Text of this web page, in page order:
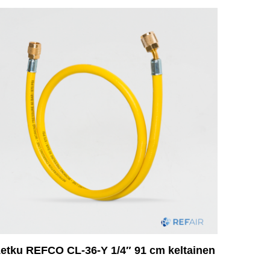
REFCO CL-36-Y 1/4″ 91 cm keltainen